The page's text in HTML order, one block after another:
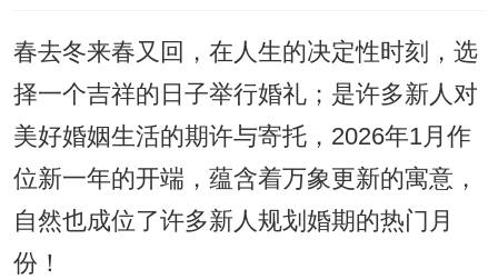
春去冬来春又回，在人生的决定性时刻，选
择一个吉祥的日子举行婚礼；是许多新人对
美好婚姻生活的期许与寄托，2026年1月作
位新一年的开端，蕴含着万象更新的寓意，
自然也成位了许多新人规划婚期的热门月
份！